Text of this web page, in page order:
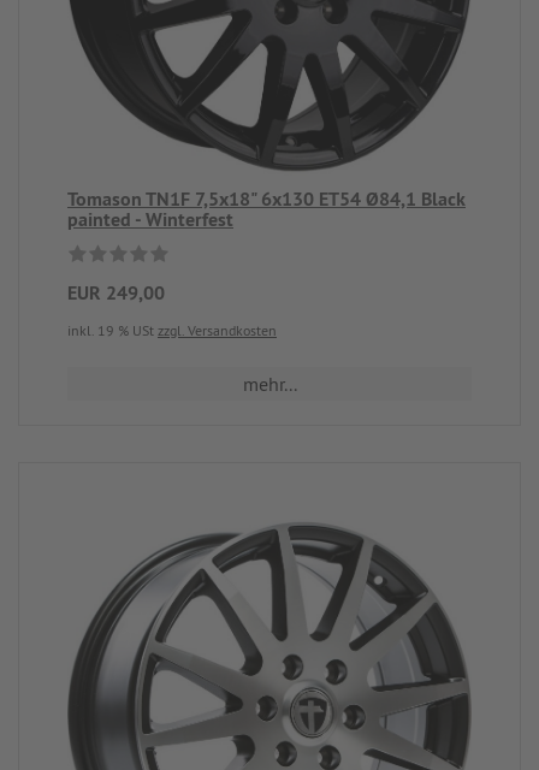
Tomason TN1F 7,5x18" 6x130 ET54 Ø84,1 Black
painted - Winterfest
EUR 249,00
inkl. 19 % USt zzgl. Versandkosten
mehr...